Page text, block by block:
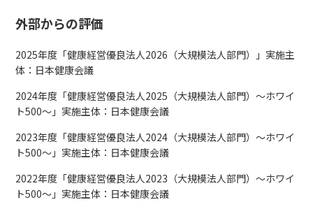
外部からの評価
2025年度「健康経営優良法人2026（大規模法人部門）」実施主
体：日本健康会議
2024年度「健康経営優良法人2025（大規模法人部門）～ホワイ
ト500～」実施主体：日本健康会議
2023年度「健康経営優良法人2024（大規模法人部門）～ホワイ
ト500～」実施主体：日本健康会議
2022年度「健康経営優良法人2023（大規模法人部門）～ホワイ
ト500～」実施主体：日本健康会議